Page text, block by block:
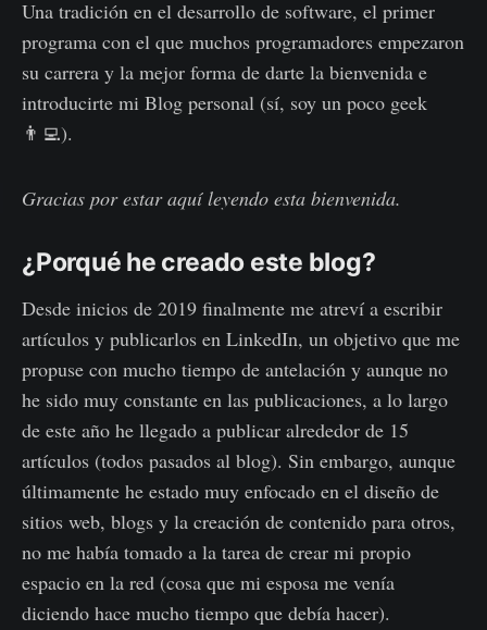
Una tradición en el desarrollo de software, el primer
programa con el que muchos programadores empezaron
su carrera y la mejor forma de darte la bienvenida e
introducirte mi Blog personal (sí, soy un poco geek
👨‍💻).
Gracias por estar aquí leyendo esta bienvenida.
¿Porqué he creado este blog?
Desde inicios de 2019 finalmente me atreví a escribir
artículos y publicarlos en LinkedIn, un objetivo que me
propuse con mucho tiempo de antelación y aunque no
he sido muy constante en las publicaciones, a lo largo
de este año he llegado a publicar alrededor de 15
artículos (todos pasados al blog). Sin embargo, aunque
últimamente he estado muy enfocado en el diseño de
sitios web, blogs y la creación de contenido para otros,
no me había tomado a la tarea de crear mi propio
espacio en la red (cosa que mi esposa me venía
diciendo hace mucho tiempo que debía hacer).